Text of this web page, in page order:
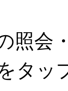
照
タッ